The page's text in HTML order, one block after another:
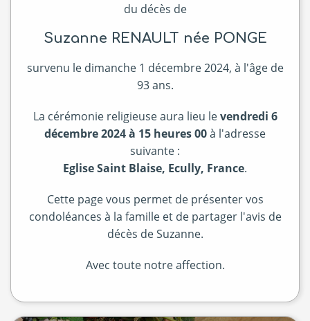
du décès de
Suzanne RENAULT née PONGE
survenu le dimanche 1 décembre 2024, à l'âge de
93 ans.
La cérémonie religieuse aura lieu levendredi 6
décembre 2024 à 15 heures 00à l'adresse
suivante :
Eglise Saint Blaise, Ecully, France.
Cette page vous permet de présenter vos
condoléances à la famille et de partager l'avis de
décès de Suzanne.
Avec toute notre affection.